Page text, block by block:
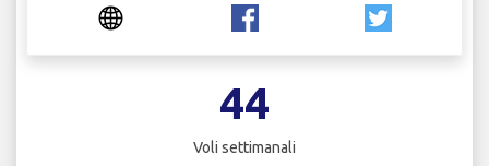
44
Voli settimanali